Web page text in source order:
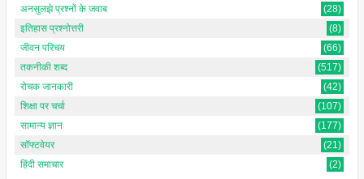
अनसुलझे प्रश्नों के जवाब
(28)
इतिहास प्रश्नोत्तरी
(8)
जीवन परिचय
(66)
तकनीकी शब्द
(517)
रोचक जानकारी
(42)
शिक्षा पर चर्चा
(107)
सामान्य ज्ञान
(177)
सॉफ्टवेयर
(21)
हिंदी समाचार
(2)